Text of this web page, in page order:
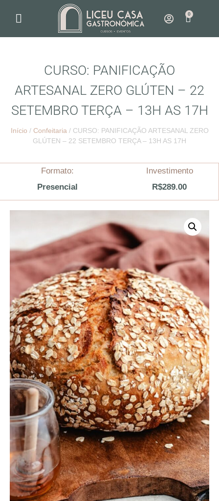
0
CURSO: PANIFICAÇÃO
ARTESANAL ZERO GLÚTEN – 22
SETEMBRO TERÇA – 13H AS 17H
Início / Confeitaria / CURSO: PANIFICAÇÃO ARTESANAL ZERO
GLÚTEN – 22 SETEMBRO TERÇA – 13H AS 17H
Formato:
Presencial
Investimento
R$289.00